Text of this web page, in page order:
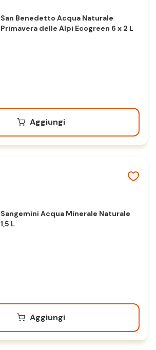
San Benedetto Acqua Naturale
Primavera delle Alpi Ecogreen 6 x 2 L
Aggiungi
Sangemini Acqua Minerale Naturale
1,5 L
Aggiungi